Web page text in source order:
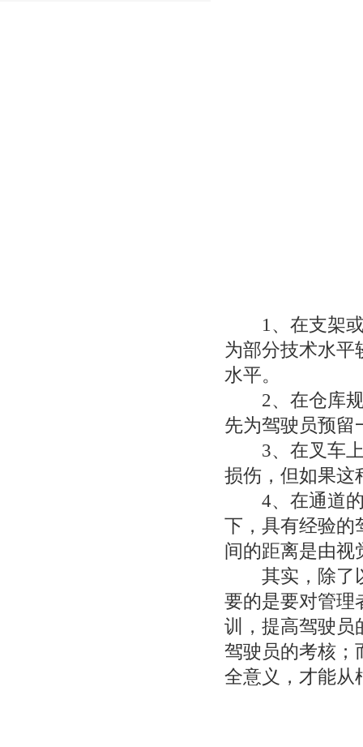
1、在支架或
为部分技术水平
水平。
2、在仓库规
先为驾驶员预留
3、在叉车上
损伤，但如果这
4、在通道的
下，具有经验的
间的距离是由视
其实，除了以
要的是要对管理
训，提高驾驶员
驾驶员的考核；
全意义，才能从